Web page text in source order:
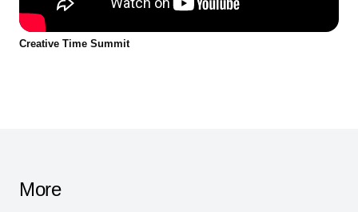
Creative Time Summit
More